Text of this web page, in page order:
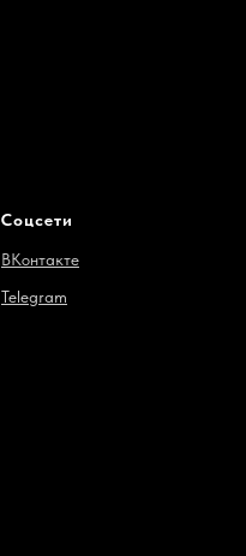
Соцсети
ВКонтакте
Telegram